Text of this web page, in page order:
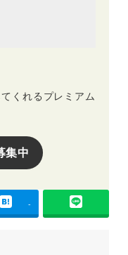
くれるプレミアム
集中
-